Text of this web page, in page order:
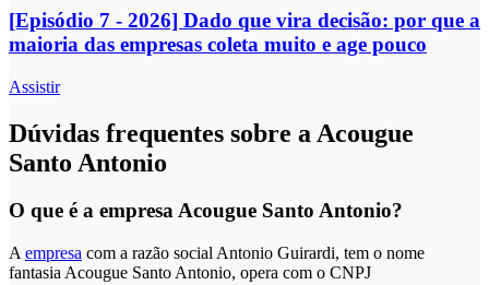
[Episódio 7 - 2026] Dado que vira decisão: por que a
maioria das empresas coleta muito e age pouco
Assistir
Dúvidas frequentes sobre a Acougue
Santo Antonio
O que é a empresa Acougue Santo Antonio?
A empresa com a razão social Antonio Guirardi, tem o nome
fantasia Acougue Santo Antonio, opera com o CNPJ